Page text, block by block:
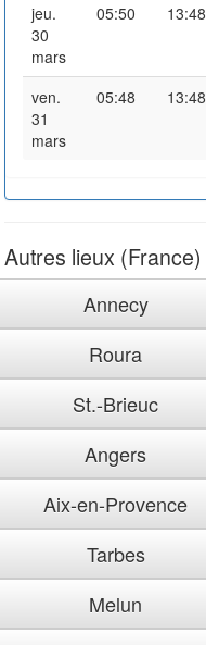
jeu.
30
mars
05:50 13:48
ven.
31
mars
05:48 13:48
Autres lieux (France)
Annecy
Roura
St.-Brieuc
Angers
Aix-en-Provence
Tarbes
Melun